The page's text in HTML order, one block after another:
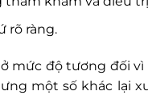
rõ ràng.
mức độ tương đối
một số khác lại